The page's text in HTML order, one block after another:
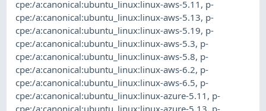
cpe:/a:canonical:ubuntu_linux:linux-aws-5.11 , p-
cpe:/a:canonical:ubuntu_linux:linux-aws-5.13, p-
cpe:/a:canonical:ubuntu_linux:linux-aws-5.19, p-
cpe:/a:canonical:ubuntu_linux:linux-aws-5.3, p-
cpe:/a:canonical:ubuntu_linux:linux-aws-5.8, p-
cpe:/a:canonical:ubuntu_linux:linux-aws-6.2, p-
cpe:/a:canonical:ubuntu_linux:linux-aws-6.5, p-
cpe:/a:canonical:ubuntu_linux:linux-azure-5.11 , p-
cpe:/a:canonical:ubuntu_linux:linux-azure-5.13, p-